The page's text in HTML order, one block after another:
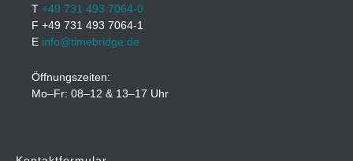
T +49 731 493 7064-0
F +49 731 493 7064-1
E info@timebridge.de
Öffnungszeiten:
Mo–Fr: 08–12 & 13–17 Uhr